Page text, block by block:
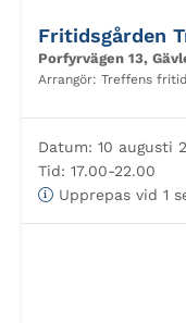
Fritidsgården
Porfyrvägen 13,
Arrangör: Treffens
Datum: 10 augusti
Tid: 17.00-22.00
Upprepas vid 1